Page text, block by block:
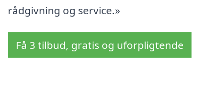
rådgivning og service.»
Få 3 tilbud, gratis og uforpligtende